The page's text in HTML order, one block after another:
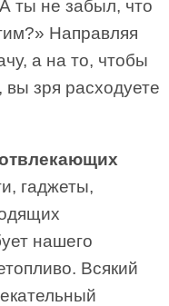
ты не забыл, что
Направляя
а на то, чтобы
вы зря расходуете
гаджеты,
нашего
Всякий